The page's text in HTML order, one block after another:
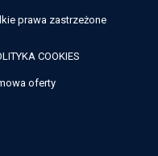
prawa zastrzeżone
COOKIES
oferty